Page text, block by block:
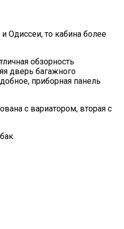
Одиссеи, то кабина более
обзорность
дверь багажного
приборная панель
с вариатором, вторая с